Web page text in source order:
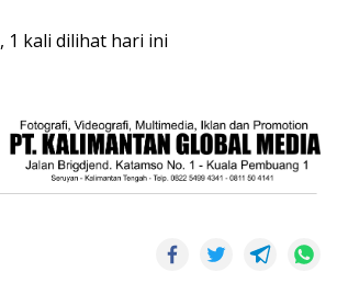
, 1 kali dilihat hari ini